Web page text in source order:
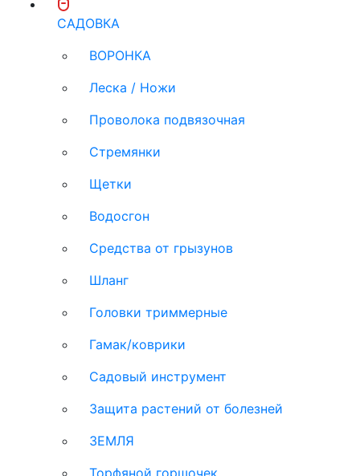
САДОВКА
ВОРОНКА
Леска / Ножи
Проволока подвязочная
Стремянки
Щетки
Водосгон
Средства от грызунов
Шланг
Головки триммерные
Гамак/коврики
Садовый инструмент
Защита растений от болезней
ЗЕМЛЯ
Торфяной горшочек